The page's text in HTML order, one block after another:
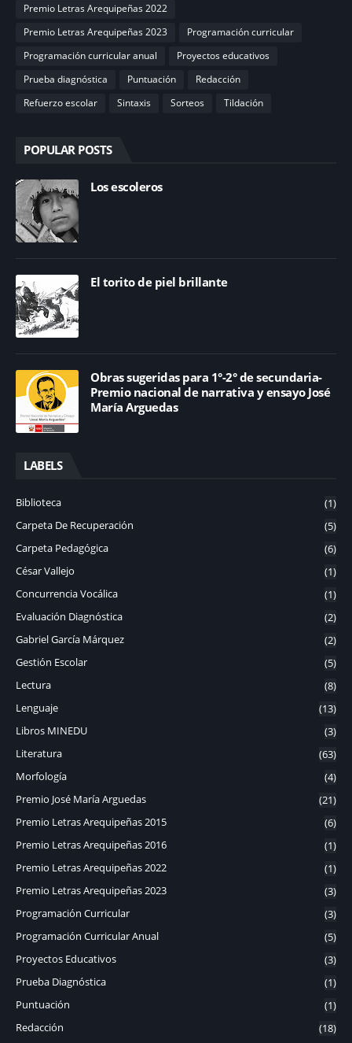
Premio Letras Arequipeñas 2022
Premio Letras Arequipeñas 2023
Programación curricular
Programación curricular anual
Proyectos educativos
Prueba diagnóstica
Puntuación
Redacción
Refuerzo escolar
Sintaxis Sorteos Tildación
POPULAR POSTS
Los escoleros
El torito de piel brillante
Obras sugeridas para 1°-2° de secundaria-
Premio nacional de narrativa y ensayo José
María Arguedas
LABELS
Biblioteca
(1)
Carpeta De Recuperación
(5)
Carpeta Pedagógica
(6)
César Vallejo
(1)
Concurrencia Vocálica
(1)
Evaluación Diagnóstica
(2)
Gabriel García Márquez
(2)
Gestión Escolar
(5)
Lectura
(8)
Lenguaje
(13)
Libros MINEDU
(3)
Literatura
(63)
Morfología
(4)
Premio José María Arguedas
(21)
Premio Letras Arequipeñas 2015
(6)
Premio Letras Arequipeñas 2016
(1)
Premio Letras Arequipeñas 2022
(1)
Premio Letras Arequipeñas 2023
(3)
Programación Curricular
(3)
Programación Curricular Anual
(5)
Proyectos Educativos
(3)
Prueba Diagnóstica
(1)
Puntuación
(1)
Redacción
(18)